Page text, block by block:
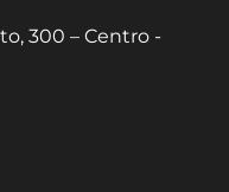
300 – Centro -